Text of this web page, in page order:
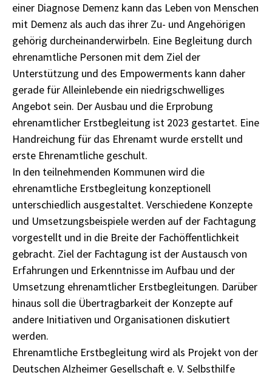
einer Diagnose Demenz kann das Leben von Menschen
mit Demenz als auch das ihrer Zu- und Angehörigen
gehörig durcheinanderwirbeln. Eine Begleitung durch
ehrenamtliche Personen mit dem Ziel der
Unterstützung und des Empowerments kann daher
gerade für Alleinlebende ein niedrigschwelliges
Angebot sein. Der Ausbau und die Erprobung
ehrenamtlicher Erstbegleitung ist 2023 gestartet. Eine
Handreichung für das Ehrenamt wurde erstellt und
erste Ehrenamtliche geschult.
In den teilnehmenden Kommunen wird die
ehrenamtliche Erstbegleitung konzeptionell
unterschiedlich ausgestaltet. Verschiedene Konzepte
und Umsetzungsbeispiele werden auf der Fachtagung
vorgestellt und in die Breite der Fachöffentlichkeit
gebracht. Ziel der Fachtagung ist der Austausch von
Erfahrungen und Erkenntnisse im Aufbau und der
Umsetzung ehrenamtlicher Erstbegleitungen. Darüber
hinaus soll die Übertragbarkeit der Konzepte auf
andere Initiativen und Organisationen diskutiert
werden.
Ehrenamtliche Erstbegleitung wird als Projekt von der
Deutschen Alzheimer Gesellschaft e. V. Selbsthilfe